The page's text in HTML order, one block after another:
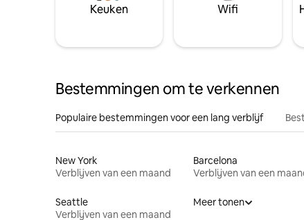
Keuken Wifi
Bestemmingen om te verkennen
Populaire bestemmingen voor een lang verblijf
New York
Verblijven van een maand
Barcelona
Verblijven van een
Seattle
Verblijven van een maand
Meer tonen